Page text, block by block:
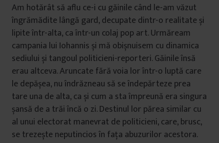
Am hotărât să aflu ce-i cu găinile când le-am văzut
îngrămădite lângă gard, decupate dintr-o realitate și
lipite într-alta, ca într-un colaj pop art. Urmăream
campania lui Iohannis și mă obișnuisem cu dinamica
sediului și tangoul politicieni-reporteri. Găinile însă
erau altceva. Aruncate fără voia lor într-o luptă care
le depășea, nu îndrăzneau să se îndepărteze prea
tare una de alta, ca și cum a sta împreună era singura
șansă de a trăi încă o zi. Destinul lor părea similar cu
al unui electorat manevrat de politicieni, care, brusc,
se trezește neputincios în fața abuzurilor acestora.